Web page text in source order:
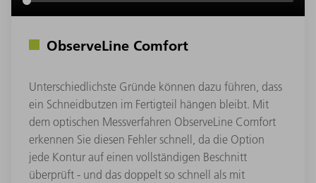
ObserveLine Comfort
Unterschiedlichste Gründe können dazu führen, dass
ein Schneidbutzen im Fertigteil hängen bleibt. Mit
dem optischen Messverfahren ObserveLine Comfort
erkennen Sie diesen Fehler schnell, da die Option
jede Kontur auf einen vollständigen Beschnitt
überprüft - und das doppelt so schnell als mit